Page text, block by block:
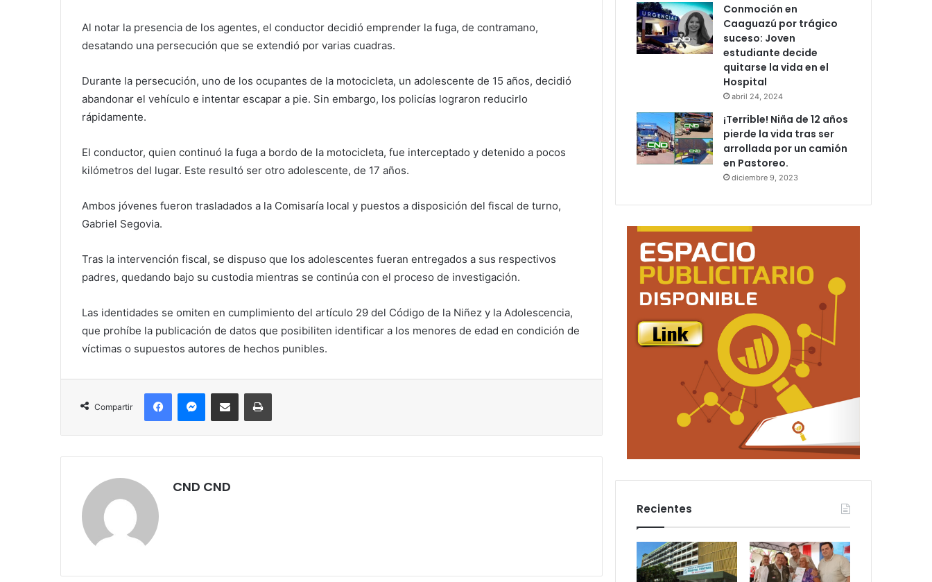
Al notar la presencia de los agentes, el conductor decidió emprender la fuga, de contramano,
desatando una persecución que se extendió por varias cuadras.
Durante la persecución, uno de los ocupantes de la motocicleta, un adolescente de 15 años, decidió
abandonar el vehículo e intentar escapar a pie. Sin embargo, los policías lograron reducirlo
rápidamente.
El conductor, quien continuó la fuga a bordo de la motocicleta, fue interceptado y detenido a pocos
kilómetros del lugar. Este resultó ser otro adolescente, de 17 años.
Ambos jóvenes fueron trasladados a la Comisaría local y puestos a disposición del fiscal de turno,
Gabriel Segovia.
Tras la intervención fiscal, se dispuso que los adolescentes fueran entregados a sus respectivos
padres, quedando bajo su custodia mientras se continúa con el proceso de investigación.
Las identidades se omiten en cumplimiento del artículo 29 del Código de la Niñez y la Adolescencia,
que prohíbe la publicación de datos que posibiliten identificar a los menores de edad en condición de
víctimas o supuestos autores de hechos punibles.
Compartir
FacebookMessengerCompartir por correo electrónicoImprimir
CND CND
Conmoción en
Caaguazú por trágico
suceso: Joven
estudiante decide
quitarse la vida en el
Hospital
abril 24, 2024
¡Terrible! Niña de 12 años
pierde la vida tras ser
arrollada por un camión
en Pastoreo.
diciembre 9, 2023
Recientes